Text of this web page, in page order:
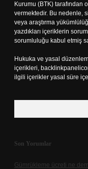
Kurumu (BTK) tarafından
vermektedir. Bu nedenle,
veya araştırma
yazdıkları içeriklerin
sorumluluğu kabul etmiş
Hukuka ve yasal
içerikleri,
ilgili içerikler yasal süre
Son Yorumlar
Gümrükleme ücreti ne